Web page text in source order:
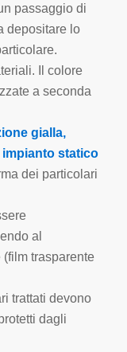
passaggio di
depositare lo
Il colore
a seconda
gialla,
impianto statico
dei particolari
al
trasparente
trattati devono
dagli